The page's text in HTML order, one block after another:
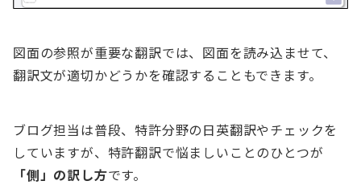
図面の参照が重要な翻訳では、図面を読み込ませて、
翻訳文が適切かどうかを確認することもできます。
ブログ担当は普段、特許分野の日英翻訳やチェックを
していますが、特許翻訳で悩ましいことのひとつが
「側」の訳し方です。